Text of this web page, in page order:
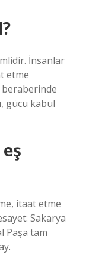
İnsanlar
etme
gücü kabul
itaat etme
Sakarya
Paşa tam